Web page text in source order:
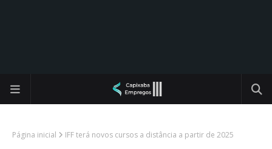
Página inicial IFF terá novos cursos a distância a partir de 2025